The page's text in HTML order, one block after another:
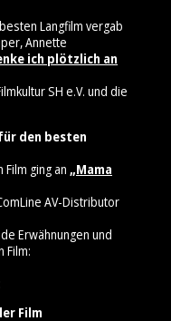
Langfilm vergab
Annette
ich plötzlich an
SH e.V. und die
den besten
ging an „Mama
AV-Distributor
Erwähnungen und
Film:
Film